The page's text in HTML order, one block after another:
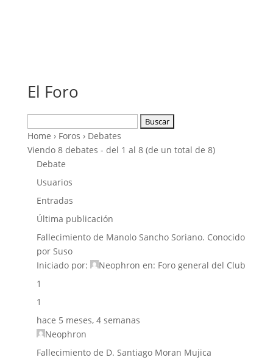
El Foro
Home › Foros › Debates
Viendo 8 debates - del 1 al 8 (de un total de 8)
Debate
Usuarios
Entradas
Última publicación
Fallecimiento de Manolo Sancho Soriano. Conocido
por Suso
Iniciado por:
Neophron en: Foro general del Club
1
1
hace 5 meses, 4 semanas
Neophron
Fallecimiento de D. Santiago Moran Mujica